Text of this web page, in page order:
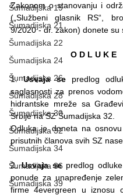
Šumadijska 19
Šumadijska 21
Šumadijska 22
Šumadijska 24
Šumadijska 26
Šumadijska 28
Šumadijska 30
Šumadijska 32
Šumadijska 34
Šumadijska 36
Šumadijska 39
Zakonom o stanovanju i
(„Službeni glasnik RS“,
9/2020 - dr. zakon) donete su
O D L U K E
1. Usvaja se predlog
saglasnosti za prenos
hidrantske mreže sa
Srbije na SZ Šumadijska 32.
Odluka je doneta na osnovu
prisutnih članova svih SZ
2. Usvaja se predlog
ponude za unapređenje
firme 4evergreen u iznosu